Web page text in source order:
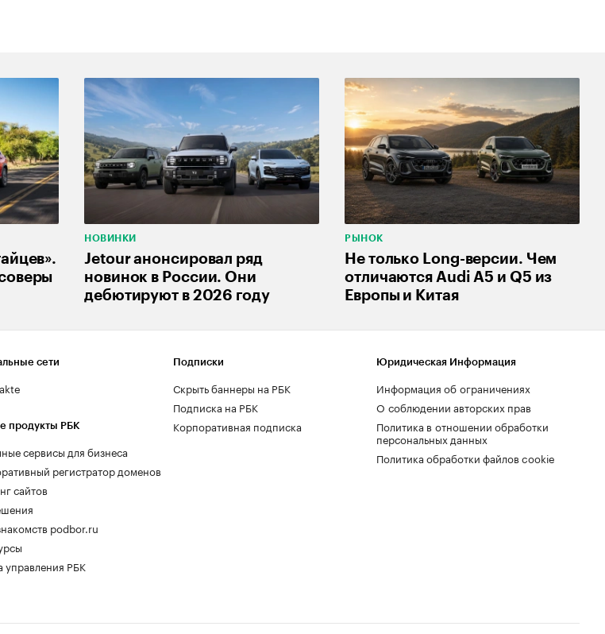
НОВИНКИ
Jetour анонсировал ряд
новинок в России. Они
дебютируют в 2026 году
РЫНОК
Не только Long-версии. Чем
отличаются Audi A5 и Q5 из
Европы и Китая
сети
продукты РБК
сервисы для бизнеса
регистратор доменов
сайтов
podbor.ru
управления РБК
Подписки
Скрыть баннеры на РБК
Подписка на РБК
Корпоративная подписка
Юридическая Информация
Информация об ограничениях
О соблюдении авторских прав
Политика в отношении обработки
персональных данных
Политика обработки файлов cookie